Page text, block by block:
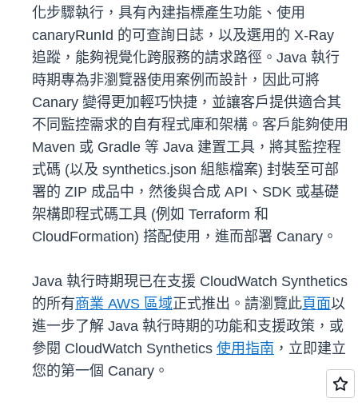
化步驟執行，具有內建指標產生功能、使用
canaryRunId 的可查詢日誌，以及選用的 X-Ray
追蹤，能夠視覺化跨服務的請求路徑。Java 執行
時期專為非瀏覽器使用案例而設計，因此可將
Canary 變得更加輕巧快捷，並讓客戶提供適合其
不同監控需求的自有程式庫和架構。客戶能夠使用
Maven 或 Gradle 等 Java 建置工具，將其監控程
式碼 (以及 synthetics.json 組態檔案) 封裝至可部
署的 ZIP 成品中，然後與合成 API、SDK 或基礎
架構即程式碼工具 (例如 Terraform 和
CloudFormation) 搭配使用，進而部署 Canary。
Java 執行時期現已在支援 CloudWatch Synthetics
的所有商業 AWS 區域正式推出。請瀏覽此頁面以
進一步了解 Java 執行時期的功能和支援政策，或
參閱 CloudWatch Synthetics 使用指南 ，立即建立
您的第一個 Canary。